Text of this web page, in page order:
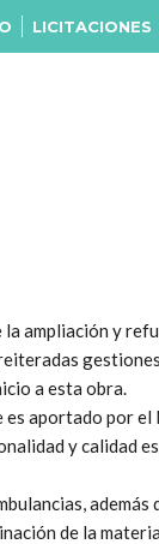
LICITACIONES
ampliación y
a esta obra.
es aportado por el
y calidad
de la